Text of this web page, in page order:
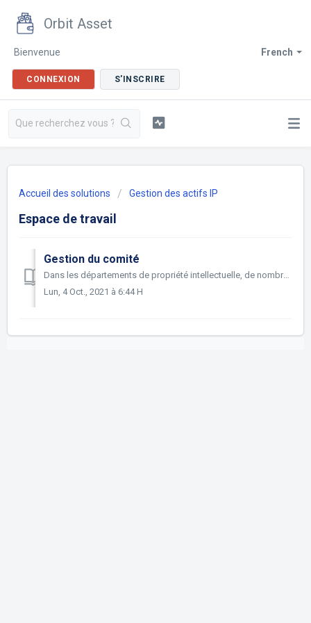
Orbit Asset
French
Bienvenue
CONNEXION S'INSCRIRE
Accueil des solutions Gestion des actifs IP
Espace de travail
Gestion du comité
Dans les départements de propriété intellectuelle, de nombreuses décisions doivent être prises en collaboration lors de réunions, afin de décider des straté...
Lun, 4 Oct., 2021 à 6:44 H